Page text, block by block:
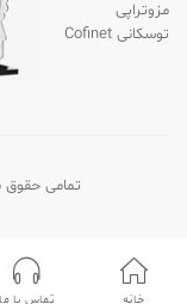
تمامی حقوق
خانه تماس با ما